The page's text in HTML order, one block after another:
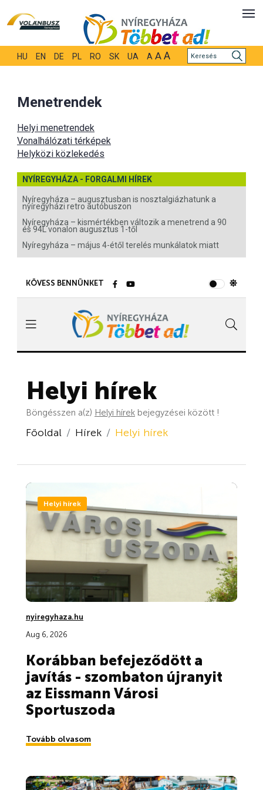
HU EN DE PL RO SK UA A A A
Menetrendek
Helyi menetrendek
Vonalhálózati térképek
Helyközi közlekedés
NYÍREGYHÁZA - FORGALMI HÍREK
Nyíregyháza – augusztusban is nosztalgiázhatunk a
nyíregyházi retro autóbuszon
Nyíregyháza – kismértékben változik a menetrend a 90
és 94L vonalon augusztus 1-től
Nyíregyháza – május 4-étől terelés munkálatok miatt